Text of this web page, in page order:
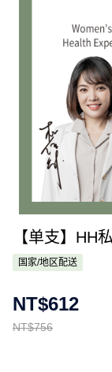
【单支】HH
国家/地区配送
NT$756
NT$612